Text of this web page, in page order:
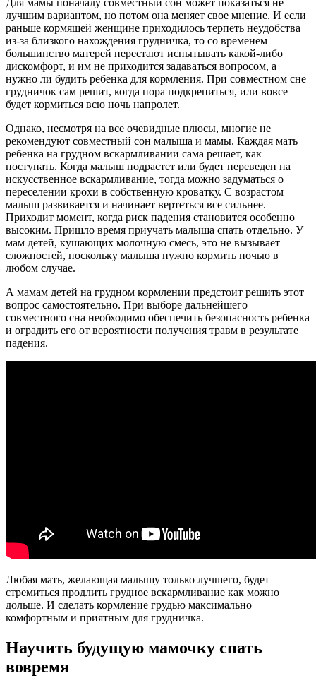
Для мамы поначалу совместный сон может показаться не
лучшим вариантом, но потом она меняет свое мнение. И если
раньше кормящей женщине приходилось терпеть неудобства
из-за близкого нахождения грудничка, то со временем
большинство матерей перестают испытывать какой-либо
дискомфорт, и им не приходится задаваться вопросом, а
нужно ли будить ребенка для кормления. При совместном сне
грудничок сам решит, когда пора подкрепиться, или вовсе
будет кормиться всю ночь напролет.
Однако, несмотря на все очевидные плюсы, многие не
рекомендуют совместный сон малыша и мамы. Каждая мать
ребенка на грудном вскармливании сама решает, как
поступать. Когда малыш подрастет или будет переведен на
искусственное вскармливание, тогда можно задуматься о
переселении крохи в собственную кроватку. С возрастом
малыш развивается и начинает вертеться все сильнее.
Приходит момент, когда риск падения становится особенно
высоким. Пришло время приучать малыша спать отдельно. У
мам детей, кушающих молочную смесь, это не вызывает
сложностей, поскольку малыша нужно кормить ночью в
любом случае.
А мамам детей на грудном кормлении предстоит решить этот
вопрос самостоятельно. При выборе дальнейшего
совместного сна необходимо обеспечить безопасность ребенка
и оградить его от вероятности получения травм в результате
падения.
Любая мать, желающая малышу только лучшего, будет
стремиться продлить грудное вскармливание как можно
дольше. И сделать кормление грудью максимально
комфортным и приятным для грудничка.
Научить будущую мамочку спать
вовремя